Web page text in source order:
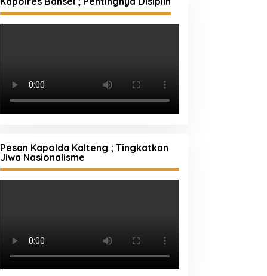
Pesan Kapolda Kalteng ; Tingkatkan
Jiwa Nasionalisme